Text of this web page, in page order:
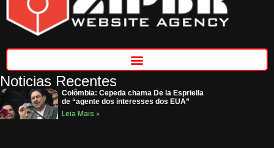
Noticias Recentes
Colômbia: Cepeda chama De la Espriella
de “agente dos interesses dos EUA”
Leia Mais »